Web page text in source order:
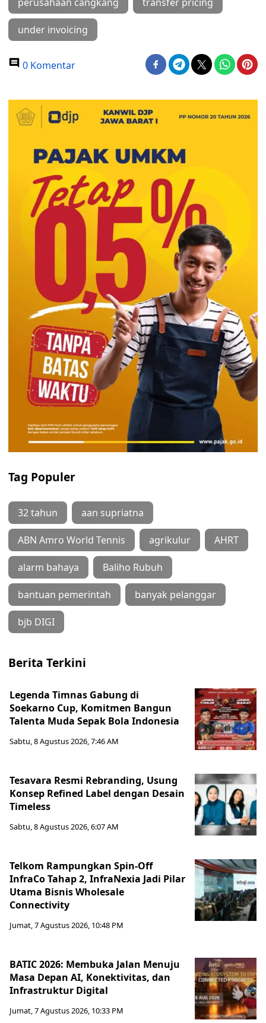
under invoicing
0 Komentar
Tag Populer
32 tahun aan supriatna
ABN Amro World Tennis agrikulur AHRT
alarm bahaya Baliho Rubuh
bantuan pemerintah banyak pelanggar
bjb DIGI
Berita Terkini
Legenda Timnas Gabung di
Soekarno Cup, Komitmen Bangun
Talenta Muda Sepak Bola Indonesia
Sabtu, 8 Agustus 2026, 7:46 AM
Tesavara Resmi Rebranding, Usung
Konsep Refined Label dengan Desain
Timeless
Sabtu, 8 Agustus 2026, 6:07 AM
Telkom Rampungkan Spin-Off
InfraCo Tahap 2, InfraNexia Jadi Pilar
Utama Bisnis Wholesale
Connectivity
Jumat, 7 Agustus 2026, 10:48 PM
BATIC 2026: Membuka Jalan Menuju
Masa Depan AI, Konektivitas, dan
Infrastruktur Digital
Jumat, 7 Agustus 2026, 10:33 PM